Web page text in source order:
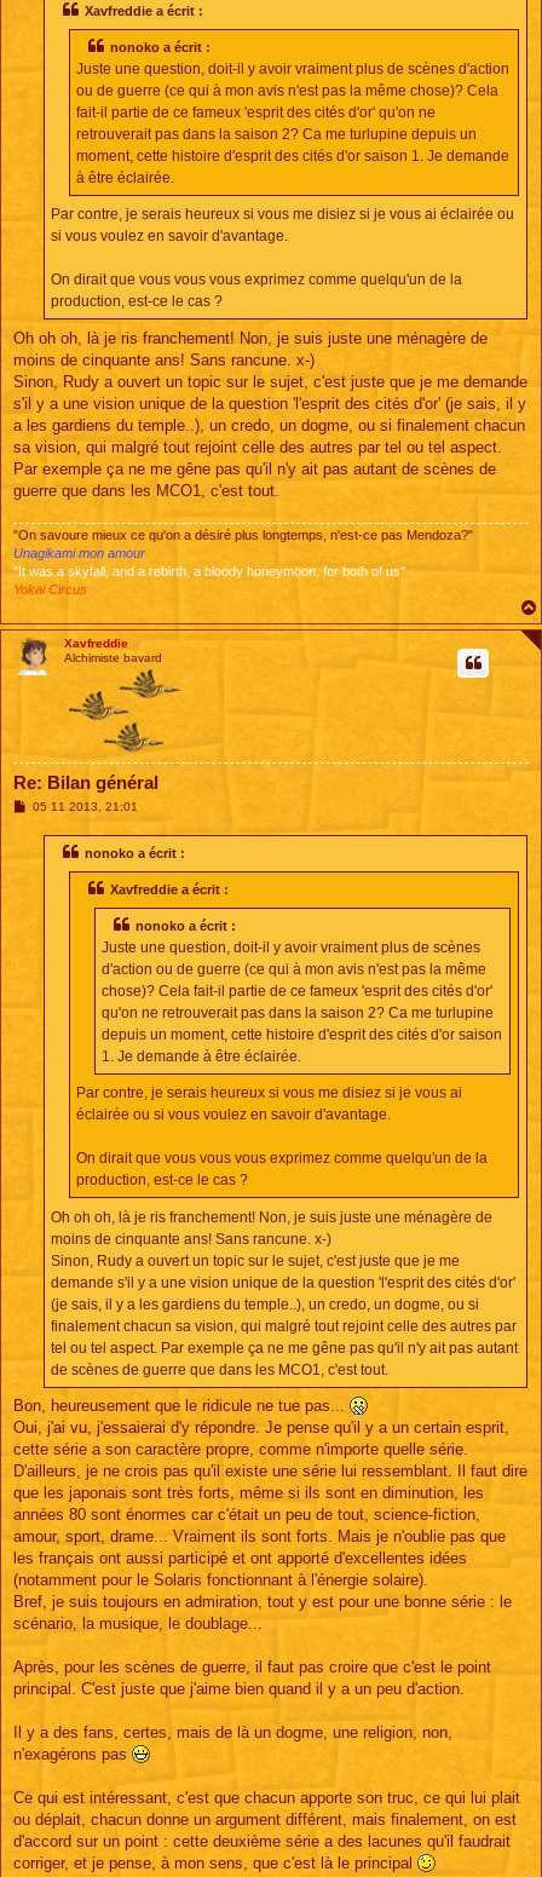
Xavfreddie a écrit :
nonoko a écrit :
Juste une question, doit-il y avoir vraiment plus de scènes d'action
ou de guerre (ce qui à mon avis n'est pas la même chose)? Cela
fait-il partie de ce fameux 'esprit des cités d'or' qu'on ne
retrouverait pas dans la saison 2? Ca me turlupine depuis un
moment, cette histoire d'esprit des cités d'or saison 1. Je demande
à être éclairée.
Par contre, je serais heureux si vous me disiez si je vous ai éclairée ou
si vous voulez en savoir d'avantage.
On dirait que vous vous vous exprimez comme quelqu'un de la
production, est-ce le cas ?
Oh oh oh, là je ris franchement! Non, je suis juste une ménagère de
moins de cinquante ans! Sans rancune. x-)
Sinon, Rudy a ouvert un topic sur le sujet, c'est juste que je me demande
s'il y a une vision unique de la question 'l'esprit des cités d'or' (je sais, il y
a les gardiens du temple..), un credo, un dogme, ou si finalement chacun
sa vision, qui malgré tout rejoint celle des autres par tel ou tel aspect.
Par exemple ça ne me gêne pas qu'il n'y ait pas autant de scènes de
guerre que dans les MCO1, c'est tout.
"On savoure mieux ce qu'on a désiré plus longtemps, n'est-ce pas Mendoza?"
Unagikami mon amour
"It was a skyfall, and a rebirth, a bloody honeymoon, for both of us"
Yokai Circus
Xavfreddie
Alchimiste bavard
Re: Bilan général
M05 11 2013, 21:01
nonoko a écrit :
Xavfreddie a écrit :
nonoko a écrit :
Juste une question, doit-il y avoir vraiment plus de scènes
d'action ou de guerre (ce qui à mon avis n'est pas la même
chose)? Cela fait-il partie de ce fameux 'esprit des cités d'or'
qu'on ne retrouverait pas dans la saison 2? Ca me turlupine
depuis un moment, cette histoire d'esprit des cités d'or saison
1. Je demande à être éclairée.
Par contre, je serais heureux si vous me disiez si je vous ai
éclairée ou si vous voulez en savoir d'avantage.
On dirait que vous vous vous exprimez comme quelqu'un de la
production, est-ce le cas ?
Oh oh oh, là je ris franchement! Non, je suis juste une ménagère de
moins de cinquante ans! Sans rancune. x-)
Sinon, Rudy a ouvert un topic sur le sujet, c'est juste que je me
demande s'il y a une vision unique de la question 'l'esprit des cités d'or'
(je sais, il y a les gardiens du temple..), un credo, un dogme, ou si
finalement chacun sa vision, qui malgré tout rejoint celle des autres par
tel ou tel aspect. Par exemple ça ne me gêne pas qu'il n'y ait pas autant
de scènes de guerre que dans les MCO1, c'est tout.
Bon, heureusement que le ridicule ne tue pas...
Oui, j'ai vu, j'essaierai d'y répondre. Je pense qu'il y a un certain esprit,
cette série a son caractère propre, comme n'importe quelle série.
D'ailleurs, je ne crois pas qu'il existe une série lui ressemblant. Il faut dire
que les japonais sont très forts, même si ils sont en diminution, les
années 80 sont énormes car c'était un peu de tout, science-fiction,
amour, sport, drame... Vraiment ils sont forts. Mais je n'oublie pas que
les français ont aussi participé et ont apporté d'excellentes idées
(notamment pour le Solaris fonctionnant à l'énergie solaire).
Bref, je suis toujours en admiration, tout y est pour une bonne série : le
scénario, la musique, le doublage...
Après, pour les scènes de guerre, il faut pas croire que c'est le point
principal. C'est juste que j'aime bien quand il y a un peu d'action.
Il y a des fans, certes, mais de là un dogme, une religion, non,
n'exagérons pas
Ce qui est intéressant, c'est que chacun apporte son truc, ce qui lui plait
ou déplait, chacun donne un argument différent, mais finalement, on est
d'accord sur un point : cette deuxième série a des lacunes qu'il faudrait
corriger, et je pense, à mon sens, que c'est là le principal